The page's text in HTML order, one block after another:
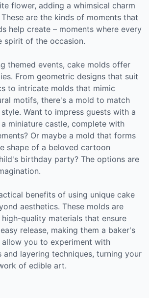
flower, adding a whimsical charm
are the kinds of moments that
help create – moments where every
spirit of the occasion.
themed events, cake molds offer
From geometric designs that suit
to intricate molds that mimic
motifs, there's a mold to match
Want to impress guests with a
miniature castle, complete with
Or maybe a mold that forms
shape of a beloved cartoon
birthday party? The options are
benefits of using unique cake
aesthetics. These molds are
quality materials that ensure
release, making them a baker's
allow you to experiment with
layering techniques, turning your
of edible art.